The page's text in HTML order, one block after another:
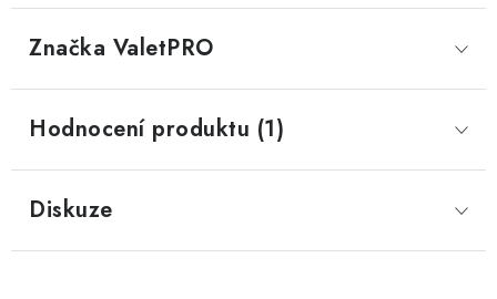
Značka ValetPRO
Hodnocení produktu (1)
Diskuze